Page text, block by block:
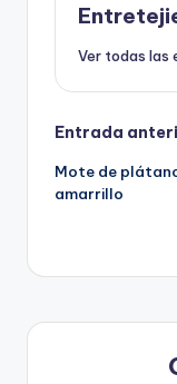
Ver todas las
Entrada
Mote de
amarrillo